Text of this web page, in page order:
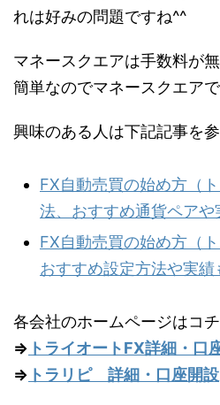
れは好みの問題ですね^^
マネースクエアは手数料が
簡単なのでマネースクエア
興味のある人は下記記事を
FX自動売買の始め方（
法、おすすめ通貨ペア
FX自動売買の始め方（
おすすめ設定方法や実
各会社のホームページはコ
⇒ トライオートFX詳細・口
⇒ トラリピ 詳細・口座開設